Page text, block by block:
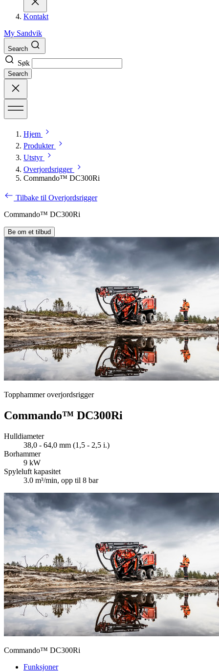
Kontakt
My Sandvik
Search
Søk
Search
Hjem
Produkter
Utstyr
Overjordsrigger
Commando™ DC300Ri
Tilbake til Overjordsrigger
Commando™ DC300Ri
Be om et tilbud
Topphammer overjordsrigger
Commando™ DC300Ri
Hulldiameter
38,0 - 64,0 mm (1,5 - 2,5 i.)
Borhammer
9 kW
Spyleluft kapasitet
3.0 m³/min, opp til 8 bar
Commando™ DC300Ri
Funksjoner